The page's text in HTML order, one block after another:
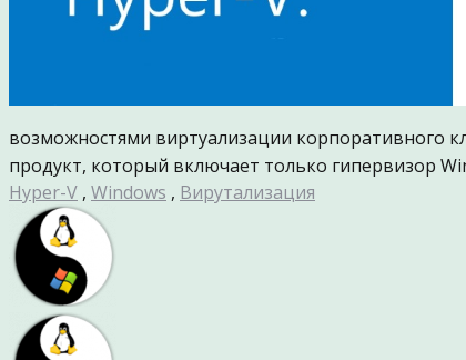
возможностями виртуализации корпоративного
продукт, который включает только гипервизор
Hyper-V , Windows , Вирутализация